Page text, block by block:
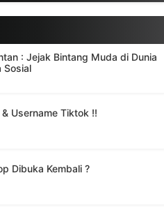
: Jejak Bintang Muda di Dunia
Sosial
Username Tiktok !!
Dibuka Kembali ?